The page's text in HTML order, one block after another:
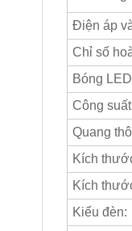
Điện áp
Chỉ số
Bóng
Công
Quang
Kích
Kích
Kiểu đèn: